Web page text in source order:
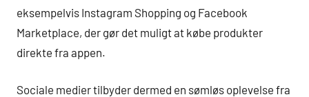
eksempelvis Instagram Shopping og Facebook
Marketplace, der gør det muligt at købe produkter
direkte fra appen.
Sociale medier tilbyder dermed en sømløs oplevelse fra